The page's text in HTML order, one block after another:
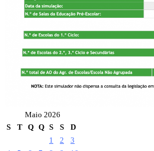
Maio 2026
S
T Q Q S S
D
1
2
3